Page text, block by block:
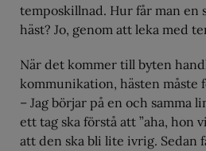
temposkillnad. Hur får man en
häst? Jo, genom att leka med
När det kommer till byten
kommunikation, hästen måste
– Jag börjar på en och samma
ett tag ska förstå att ”aha, hon
att den ska bli lite ivrig. Sedan